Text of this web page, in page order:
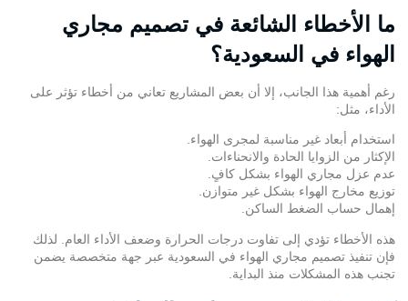
ما الأخطاء الشائعة في تصميم مجاري
الهواء في السعودية؟
رغم أهمية هذا الجانب، إلا أن بعض المشاريع تعاني من أخطاء تؤثر على
الأداء، مثل:
استخدام أبعاد غير مناسبة لمجرى الهواء.
الإكثار من الزوايا الحادة والانحناءات.
عدم عزل مجاري الهواء بشكل كافٍ.
توزيع مخارج الهواء بشكل غير متوازن.
إهمال حساب الضغط الساكن.
هذه الأخطاء تؤدي إلى تفاوت درجات الحرارة وضعف الأداء العام. لذلك
فإن تنفيذ تصميم مجاري الهواء في السعودية عبر جهة متخصصة يضمن
تجنب هذه المشكلات منذ البداية.